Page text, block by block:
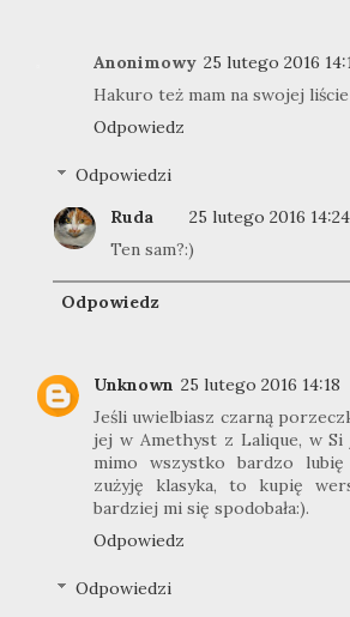
Anonimowy 25 lutego 2016
Hakuro też mam na swojej liście
Odpowiedz
Odpowiedzi
Ruda
25 lutego 2016 14:24
Ten sam?:)
Odpowiedz
Unknown 25 lutego 2016 14:18
Jeśli uwielbiasz czarną
jej w Amethyst z Lalique, w
mimo wszystko bardzo
zużyję klasyka, to kupię
bardziej mi się spodobała:).
Odpowiedz
Odpowiedzi